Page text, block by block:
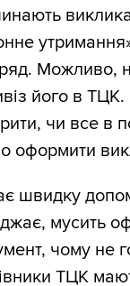
Можливо,
його в ТЦК.
чи все в
оформити
швидку
мусить
чому не
ТЦК